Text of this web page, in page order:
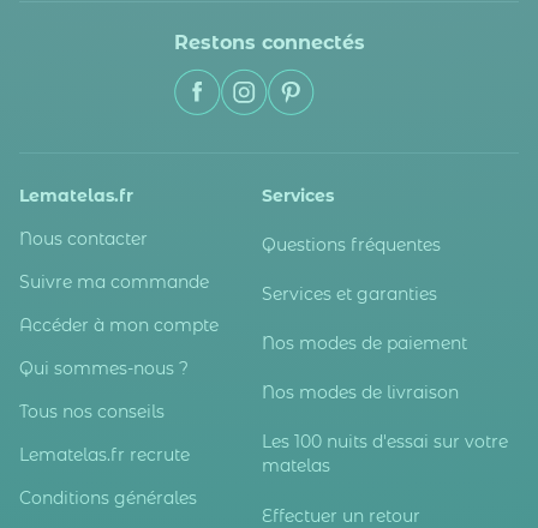
Restons connectés
Lematelas.fr
Nous contacter
Suivre ma commande
Accéder à mon compte
Qui sommes-nous ?
Tous nos conseils
Lematelas.fr recrute
Conditions générales
Services
Questions fréquentes
Services et garanties
Nos modes de paiement
Nos modes de livraison
Les 100 nuits d'essai sur votre
matelas
Effectuer un retour